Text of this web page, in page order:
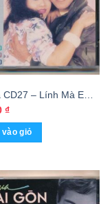
CD27 – Lính Mà Em
– Mai Lệ
KGTUS
₫
vào giỏ